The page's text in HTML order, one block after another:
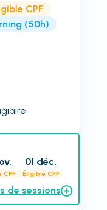
CPF
(50h)
CPF
01 déc.
Éligible CPF
de sessions